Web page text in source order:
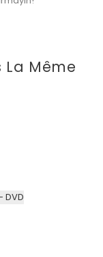
La Même